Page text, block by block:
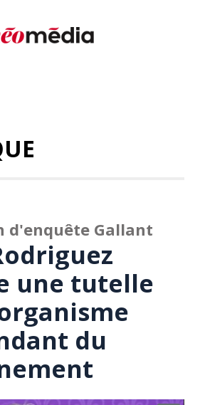
d'enquête Gallant
une tutelle
du